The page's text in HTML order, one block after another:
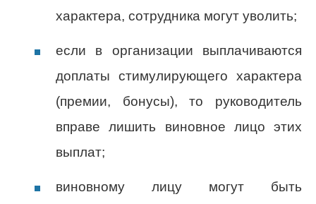
характера, сотрудника могут уволить;
если в организации выплачиваются
доплаты стимулирующего характера
(премии, бонусы), то руководитель
вправе лишить виновное лицо этих
выплат;
виновному лицу могут быть